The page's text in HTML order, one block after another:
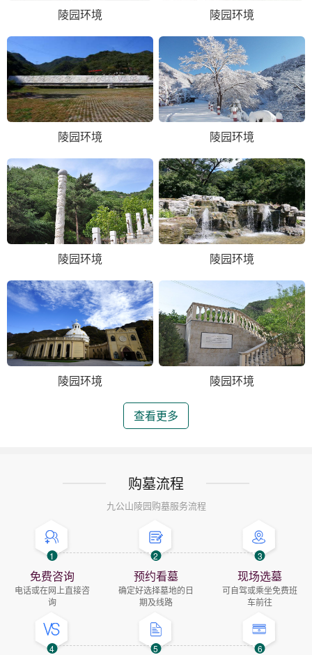
陵园环境 陵园环境
陵园环境 陵园环境
陵园环境 陵园环境
陵园环境 陵园环境
查看更多
购墓流程
九公山陵园购墓服务流程
1
免费咨询
电话或在网上直接咨
询
2
预约看墓
确定好选择墓地的日
期及线路
3
现场选墓
可自驾或乘坐免费班
车前往
4 5 6